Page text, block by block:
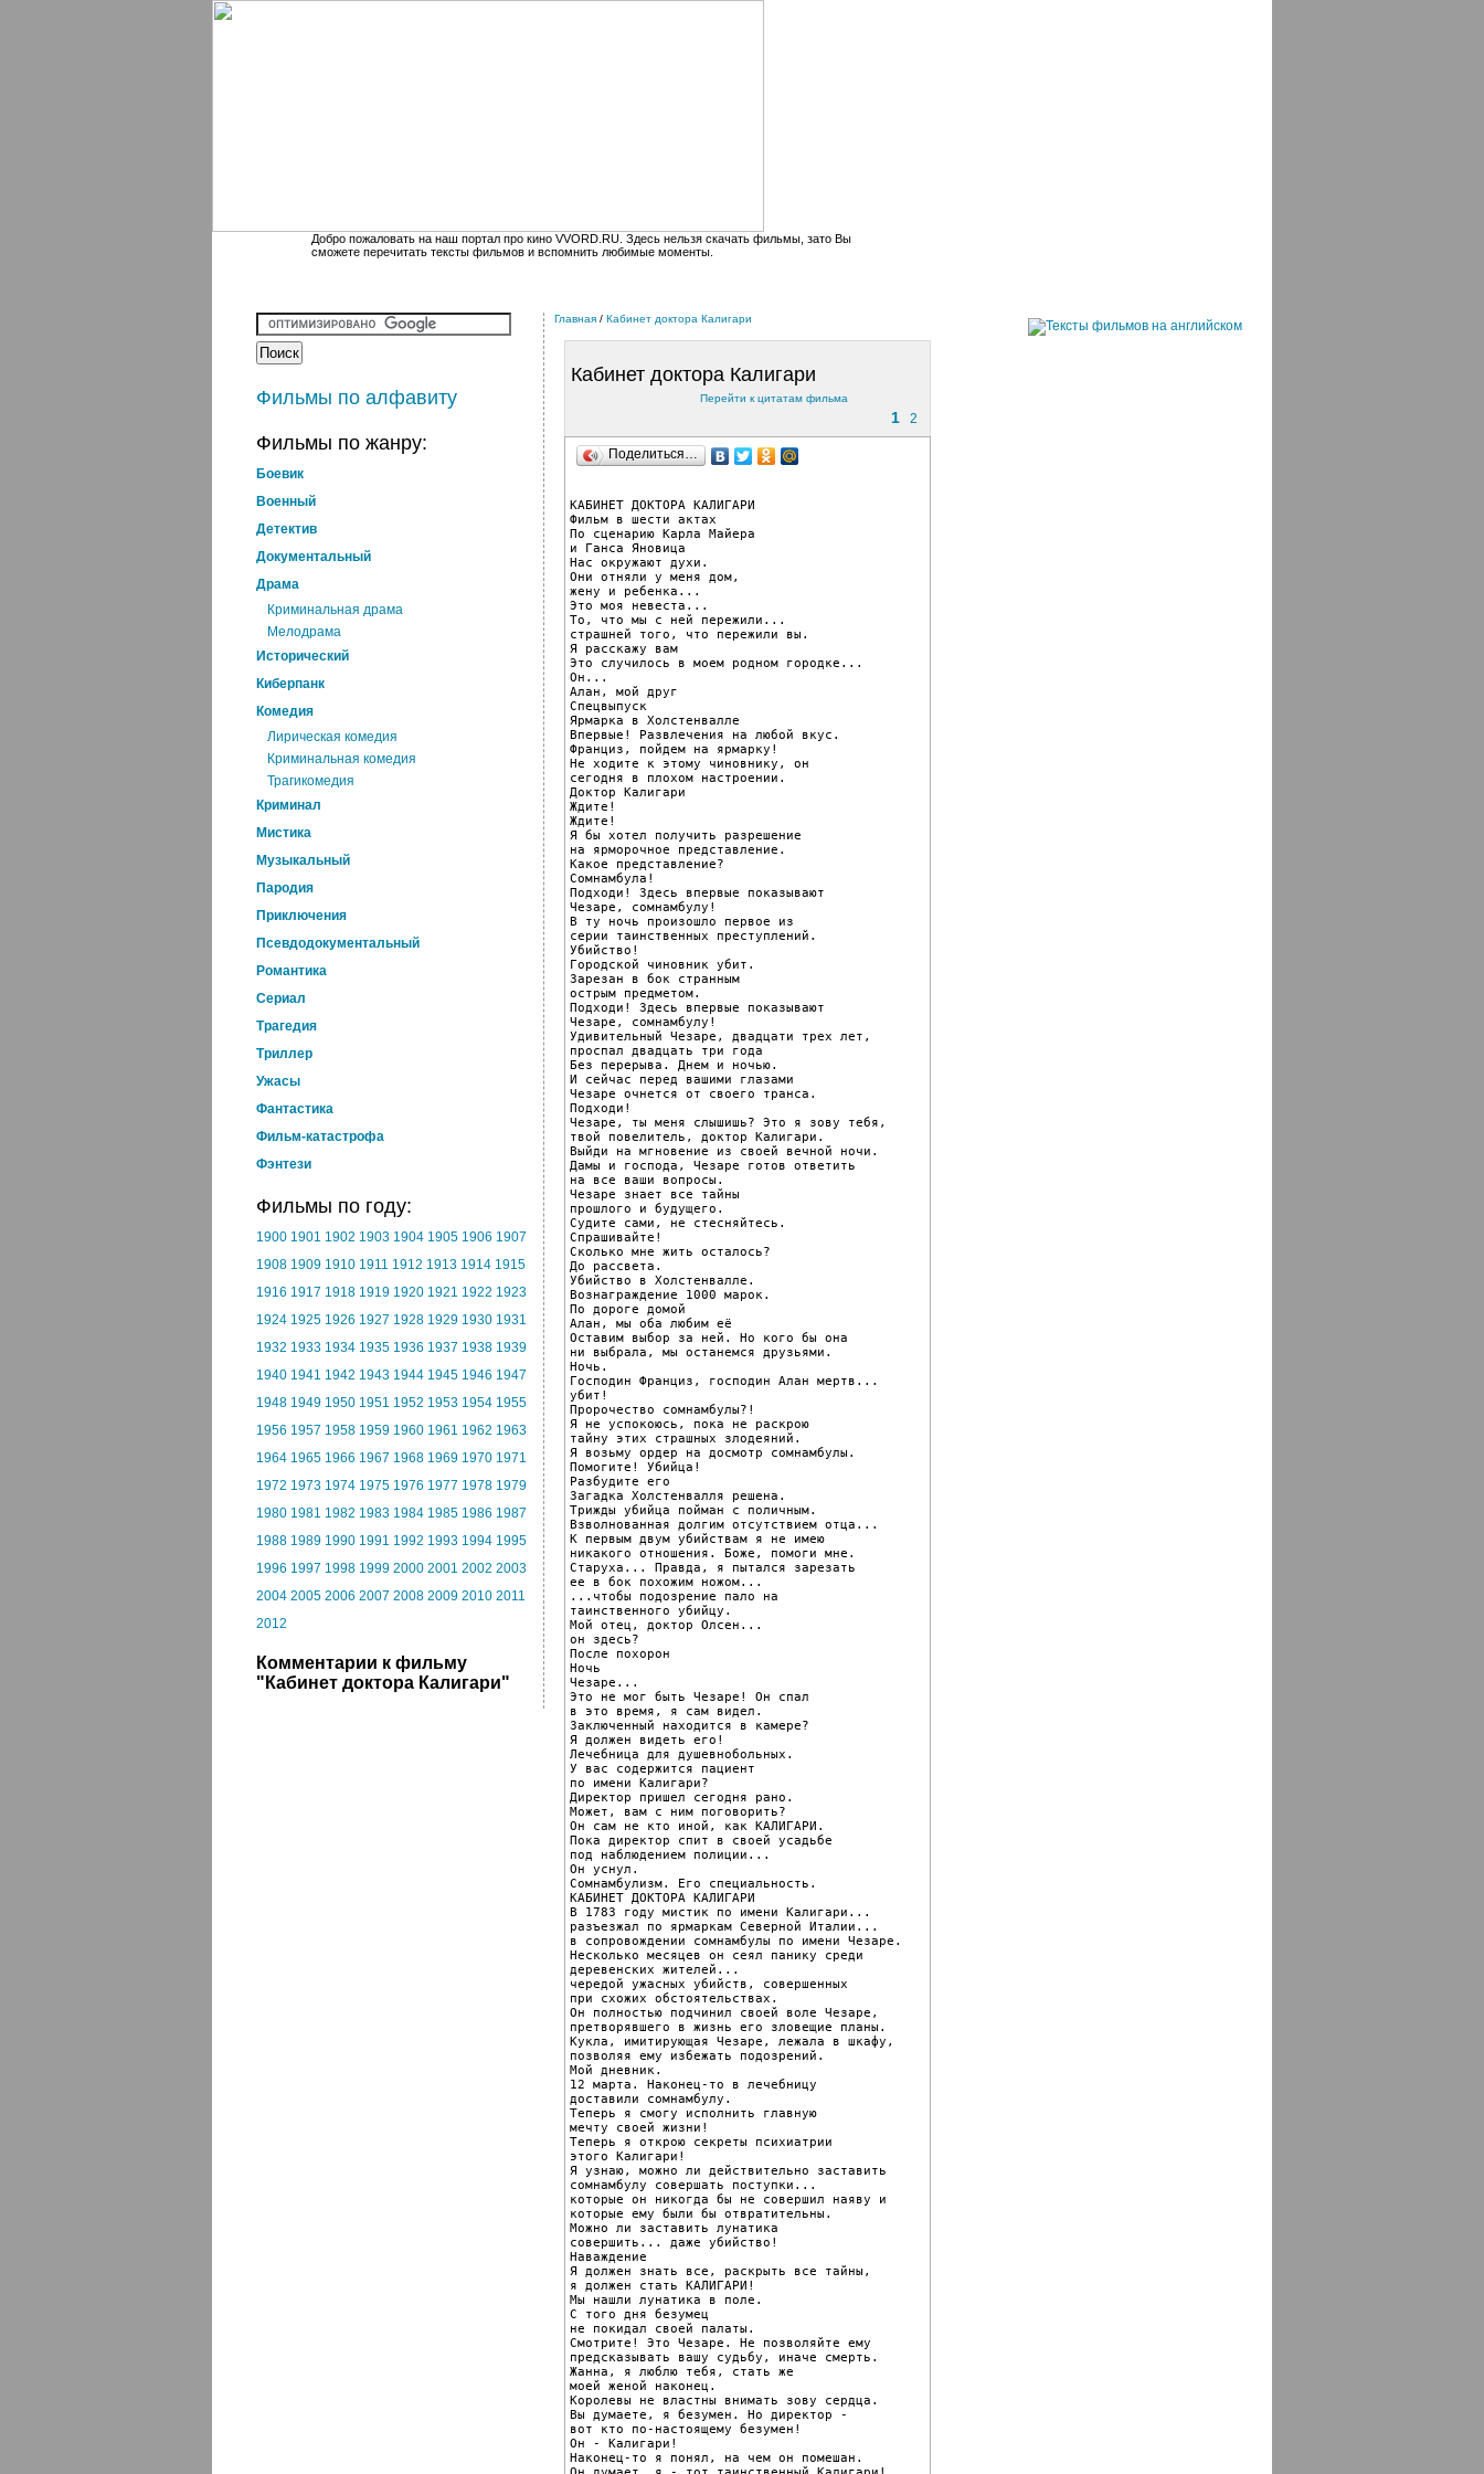
Добро пожаловать на наш портал про кино VVORD.RU. Здесь нельзя скачать фильмы, зато Вы
сможете перечитать тексты фильмов и вспомнить любимые моменты.
Фильмы по алфавиту
Фильмы по жанру:
Боевик
Военный
Детектив
Документальный
Драма
Криминальная драма
Мелодрама
Исторический
Киберпанк
Комедия
Лирическая комедия
Криминальная комедия
Трагикомедия
Криминал
Мистика
Музыкальный
Пародия
Приключения
Псевдодокументальный
Романтика
Cериал
Трагедия
Триллер
Ужасы
Фантастика
Фильм-катастрофа
Фэнтези
Фильмы по году:
1900 1901 1902 1903 1904 1905 1906 1907
1908 1909 1910 1911 1912 1913 1914 1915
1916 1917 1918 1919 1920 1921 1922 1923
1924 1925 1926 1927 1928 1929 1930 1931
1932 1933 1934 1935 1936 1937 1938 1939
1940 1941 1942 1943 1944 1945 1946 1947
1948 1949 1950 1951 1952 1953 1954 1955
1956 1957 1958 1959 1960 1961 1962 1963
1964 1965 1966 1967 1968 1969 1970 1971
1972 1973 1974 1975 1976 1977 1978 1979
1980 1981 1982 1983 1984 1985 1986 1987
1988 1989 1990 1991 1992 1993 1994 1995
1996 1997 1998 1999 2000 2001 2002 2003
2004 2005 2006 2007 2008 2009 2010 2011
2012
Комментарии к фильму
"Кабинет доктора Калигари"
Главная / Кабинет доктора Калигари
Кабинет доктора Калигари
Перейти к цитатам фильма
1 2
Поделиться…
КАБИНЕТ ДОКТОРА КАЛИГАРИ
Фильм в шести актах
По сценарию Карла Майера
и Ганса Яновица
Нас окружают духи.
Они отняли у меня дом,
жену и ребенка...
Это моя невеста...
То, что мы с ней пережили...
страшней того, что пережили вы.
Я расскажу вам
Это случилось в моем родном городке...
Он...
Алан, мой друг
Спецвыпуск
Ярмарка в Холстенвалле
Впервые! Развлечения на любой вкус.
Франциз, пойдем на ярмарку!
Не ходите к этому чиновнику, он
сегодня в плохом настроении.
Доктор Калигари
Ждите!
Ждите!
Я бы хотел получить разрешение
на ярморочное представление.
Какое представление?
Сомнамбула!
Подходи! Здесь впервые показывают
Чезаре, сомнамбулу!
В ту ночь произошло первое из
серии таинственных преступлений.
Убийство!
Городской чиновник убит.
Зарезан в бок странным
острым предметом.
Подходи! Здесь впервые показывают
Чезаре, сомнамбулу!
Удивительный Чезаре, двадцати трех лет,
проспал двадцать три года
Без перерыва. Днем и ночью.
И сейчас перед вашими глазами
Чезаре очнется от своего транса.
Подходи!
Чезаре, ты меня слышишь? Это я зову тебя,
твой повелитель, доктор Калигари.
Выйди на мгновение из своей вечной ночи.
Дамы и господа, Чезаре готов ответить
на все ваши вопросы.
Чезаре знает все тайны
прошлого и будущего.
Судите сами, не стесняйтесь.
Спрашивайте!
Сколько мне жить осталось?
До рассвета.
Убийство в Холстенвалле.
Вознаграждение 1000 марок.
По дороге домой
Алан, мы оба любим её
Оставим выбор за ней. Но кого бы она
ни выбрала, мы останемся друзьями.
Ночь.
Господин Франциз, господин Алан мертв...
убит!
Пророчество сомнамбулы?!
Я не успокоюсь, пока не раскрою
тайну этих страшных злодеяний.
Я возьму ордер на досмотр сомнамбулы.
Помогите! Убийца!
Разбудите его
Загадка Холстенвалля решена.
Трижды убийца пойман с поличным.
Взволнованная долгим отсутствием отца...
К первым двум убийствам я не имею
никакого отношения. Боже, помоги мне.
Старуха... Правда, я пытался зарезать
ее в бок похожим ножом...
...чтобы подозрение пало на
таинственного убийцу.
Мой отец, доктор Олсен...
он здесь?
После похорон
Ночь
Чезаре...
Это не мог быть Чезаре! Он спал
в это время, я сам видел.
Заключенный находится в камере?
Я должен видеть его!
Лечебница для душевнобольных.
У вас содержится пациент
по имени Калигари?
Директор пришел сегодня рано.
Может, вам с ним поговорить?
Он сам не кто иной, как КАЛИГАРИ.
Пока директор спит в своей усадьбе
под наблюдением полиции...
Он уснул.
Сомнамбулизм. Его специальность.
КАБИНЕТ ДОКТОРА КАЛИГАРИ
В 1783 году мистик по имени Калигари...
разъезжал по ярмаркам Северной Италии...
в сопровождении сомнамбулы по имени Чезаре.
Несколько месяцев он сеял панику среди
деревенских жителей...
чередой ужасных убийств, совершенных
при схожих обстоятельствах.
Он полностью подчинил своей воле Чезаре,
претворявшего в жизнь его зловещие планы.
Кукла, имитирующая Чезаре, лежала в шкафу,
позволяя ему избежать подозрений.
Мой дневник.
12 марта. Наконец-то в лечебницу
доставили сомнамбулу.
Теперь я смогу исполнить главную
мечту своей жизни!
Теперь я открою секреты психиатрии
этого Калигари!
Я узнаю, можно ли действительно заставить
сомнамбулу совершать поступки...
которые он никогда бы не совершил наяву и
которые ему были бы отвратительны.
Можно ли заставить лунатика
совершить... даже убийство!
Наваждение
Я должен знать все, раскрыть все тайны,
я должен стать КАЛИГАРИ!
Мы нашли лунатика в поле.
С того дня безумец
не покидал своей палаты.
Смотрите! Это Чезаре. Не позволяйте ему
предсказывать вашу судьбу, иначе смерть.
Жанна, я люблю тебя, стать же
моей женой наконец.
Королевы не властны внимать зову сердца.
Вы думаете, я безумен. Но директор -
вот кто по-настоящему безумен!
Он - Калигари!
Наконец-то я понял, на чем он помешан.